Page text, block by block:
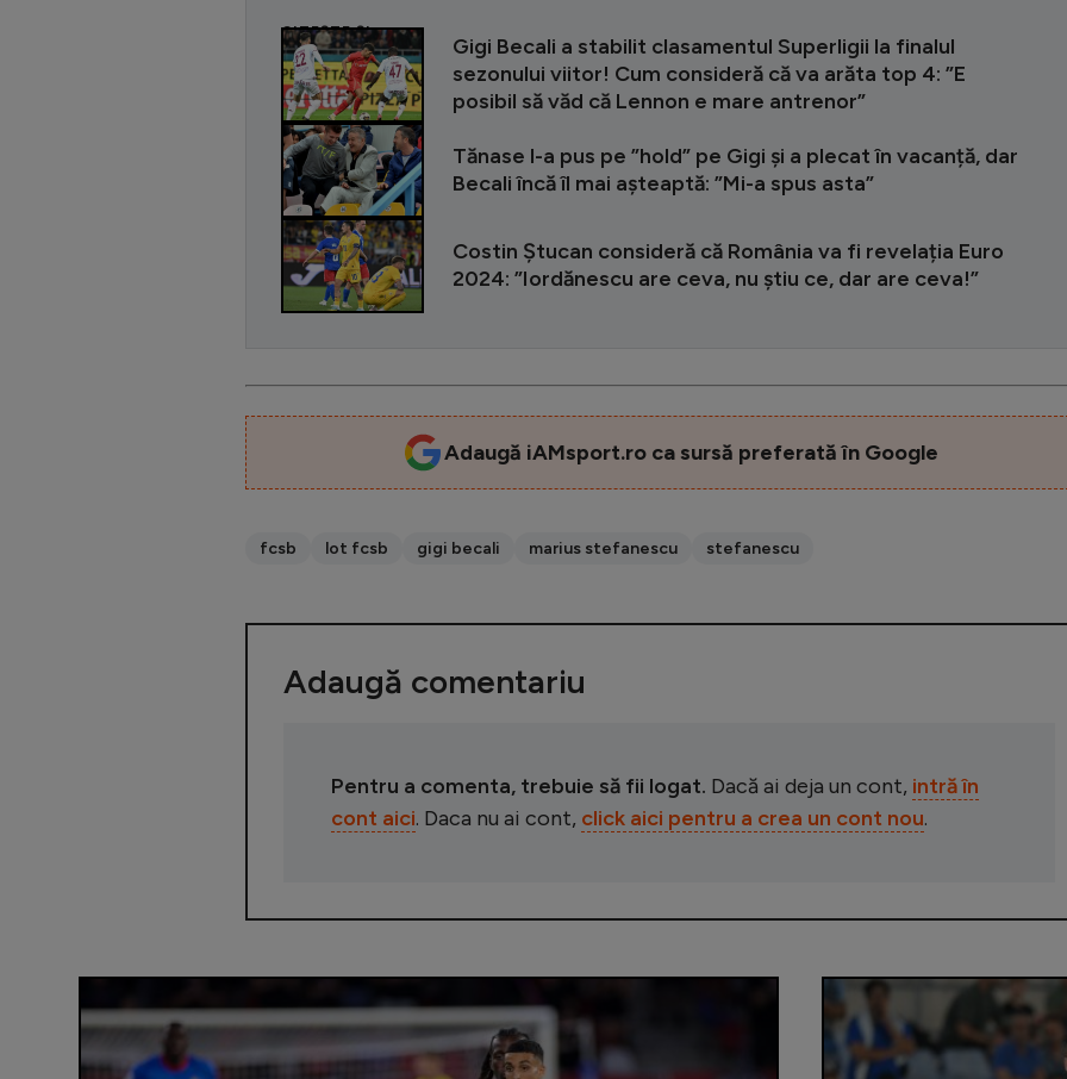
CITEȘTE ȘI
Gigi Becali a stabilit clasamentul Superligii la finalul
sezonului viitor! Cum consideră că va arăta top 4: ”E
posibil să văd că Lennon e mare antrenor”
Tănase l-a pus pe ”hold” pe Gigi și a plecat în vacanță, dar
Becali încă îl mai așteaptă: ”Mi-a spus asta”
Costin Ștucan consideră că România va fi revelația Euro
2024: ”Iordănescu are ceva, nu știu ce, dar are ceva!”
Adaugă iAMsport.ro ca sursă preferată în Google
fcsb lot fcsb gigi becali marius stefanescu stefanescu
Adaugă comentariu
Pentru a comenta, trebuie să fii logat. Dacă ai deja un cont, intră în
cont aici. Daca nu ai cont, click aici pentru a crea un cont nou.